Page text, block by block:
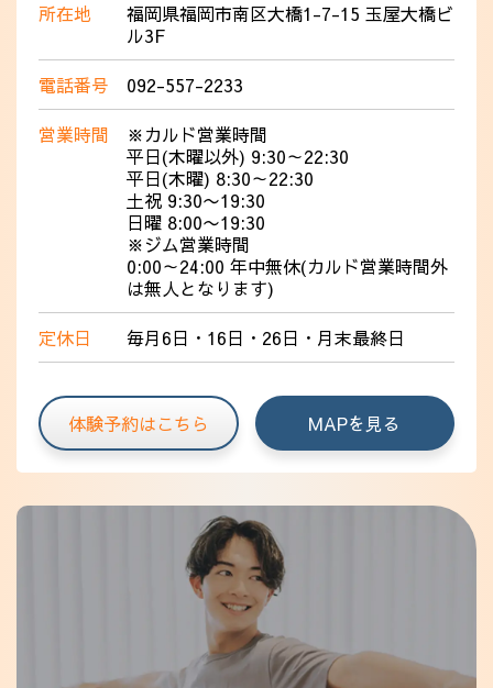
所在地
福岡県福岡市南区大橋1-7-15 玉屋大橋ビ
ル3F
電話番号 092-557-2233
営業時間
※カルド営業時間
平日(木曜以外) 9:30～22:30
平日(木曜) 8:30～22:30
土祝 9:30〜19:30
日曜 8:00〜19:30
※ジム営業時間
0:00～24:00 年中無休(カルド営業時間外
は無人となります)
定休日 毎月6日・16日・26日・月末最終日
体験予約はこちら MAPを見る